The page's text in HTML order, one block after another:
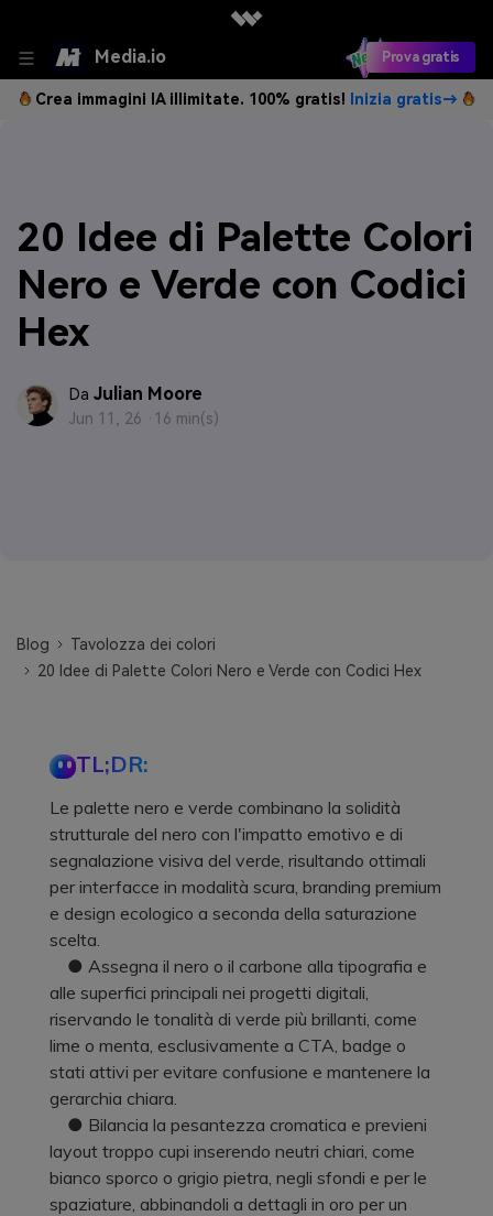
Media.io Prova gratis
Crea immagini IA illimitate. 100% gratis! Inizia gratis→
20 Idee di Palette Colori
Nero e Verde con Codici
Hex
Da Julian Moore
Jun 11, 26 · 16 min(s)
Blog
Tavolozza dei colori
20 Idee di Palette Colori Nero e Verde con Codici Hex
TL;DR:
Le palette nero e verde combinano la solidità
strutturale del nero con l'impatto emotivo e di
segnalazione visiva del verde, risultando ottimali
per interfacce in modalità scura, branding premium
e design ecologico a seconda della saturazione
scelta.
● Assegna il nero o il carbone alla tipografia e
alle superfici principali nei progetti digitali,
riservando le tonalità di verde più brillanti, come
lime o menta, esclusivamente a CTA, badge o
stati attivi per evitare confusione e mantenere la
gerarchia chiara.
● Bilancia la pesantezza cromatica e previeni
layout troppo cupi inserendo neutri chiari, come
bianco sporco o grigio pietra, negli sfondi e per le
spaziature, abbinandoli a dettagli in oro per un